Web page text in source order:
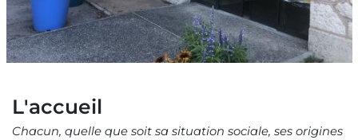
L'accueil
Chacun, quelle que soit sa situation sociale, ses origines